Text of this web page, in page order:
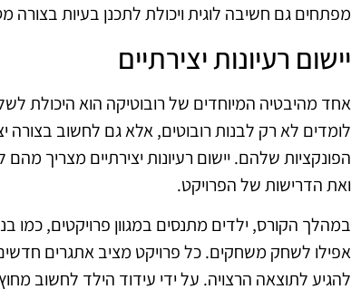
מפתחים גם חשיבה לוגית ויכולת לתכנן בעיות בצורה
יישום רעיונות יצירתיים
אחד מהיבטיה המיוחדים של רובוטיקה הוא היכולת
לומדים לא רק לבנות רובוטים, אלא גם לחשוב בצורה
הפונקציות שלהם. יישום רעיונות יצירתיים מצריך
ואת הדרישות של הפרויקט.
במהלך הקורס, ילדים מתנסים במגוון פרויקטים, כמו
אפילו לשחק משחקים. כל פרויקט מציב אתגרים
להגיע לתוצאה הרצויה. על ידי עידוד הילד לחשוב